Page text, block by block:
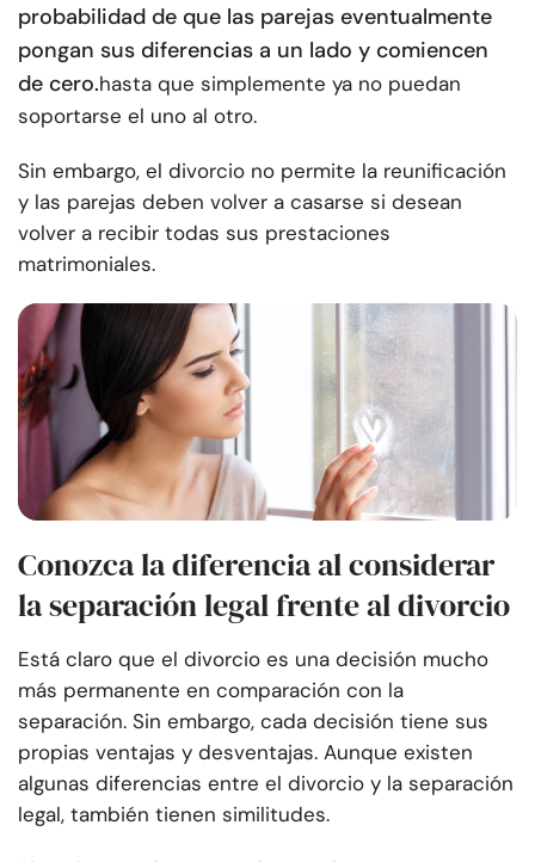
probabilidad de que las parejas eventualmente
pongan sus diferencias a un lado y comiencen
de cero.hasta que simplemente ya no puedan
soportarse el uno al otro.
Sin embargo, el divorcio no permite la reunificación
y las parejas deben volver a casarse si desean
volver a recibir todas sus prestaciones
matrimoniales.
Conozca la diferencia al considerar
la separación legal frente al divorcio
Está claro que el divorcio es una decisión mucho
más permanente en comparación con la
separación. Sin embargo, cada decisión tiene sus
propias ventajas y desventajas. Aunque existen
algunas diferencias entre el divorcio y la separación
legal, también tienen similitudes.